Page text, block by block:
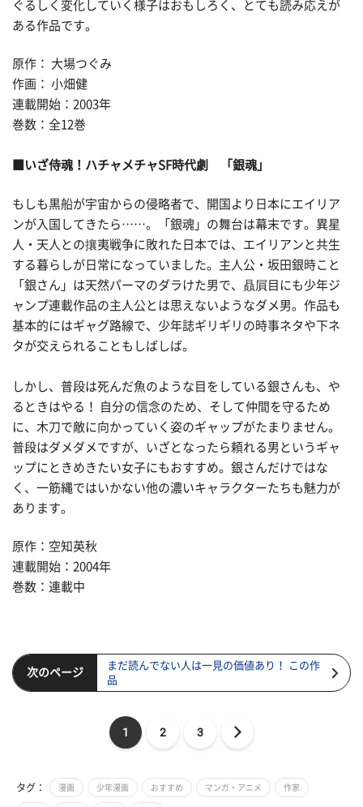
ぐるしく変化していく様子はおもしろく、とても読み応えが
ある作品です。
原作： 大場つぐみ
作画： 小畑健
連載開始：2003年
巻数：全12巻
■いざ侍魂！ハチャメチャSF時代劇 「銀魂」
もしも黒船が宇宙からの侵略者で、開国より日本にエイリア
ンが入国してきたら……。「銀魂」の舞台は幕末です。異星
人・天人との攘夷戦争に敗れた日本では、エイリアンと共生
する暮らしが日常になっていました。主人公・坂田銀時こと
「銀さん」は天然パーマのダラけた男で、贔屓目にも少年ジ
ャンプ連載作品の主人公とは思えないようなダメ男。作品も
基本的にはギャグ路線で、少年誌ギリギリの時事ネタや下ネ
タが交えられることもしばしば。
しかし、普段は死んだ魚のような目をしている銀さんも、や
るときはやる！ 自分の信念のため、そして仲間を守るため
に、木刀で敵に向かっていく姿のギャップがたまりません。
普段はダメダメですが、いざとなったら頼れる男というギャ
ップにときめきたい女子にもおすすめ。銀さんだけではな
く、一筋縄ではいかない他の濃いキャラクターたちも魅力が
あります。
原作：空知英秋
連載開始：2004年
巻数：連載中
次のページ
まだ読んでない人は一見の価値あり！ この作
品
1 2 3
タグ： 漫画 少年漫画 おすすめ マンガ・アニメ 作家